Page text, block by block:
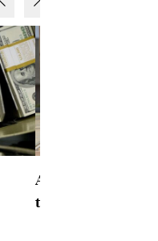
ABD'de konut
toparlandı